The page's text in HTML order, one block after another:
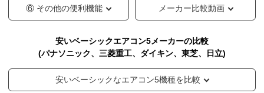
⑥ その他の便利機能 メーカー比較動画
安いベーシックエアコン5メーカーの比較
(パナソニック、三菱重工、ダイキン、東芝、日立)
安いベーシックなエアコン5機種を比較